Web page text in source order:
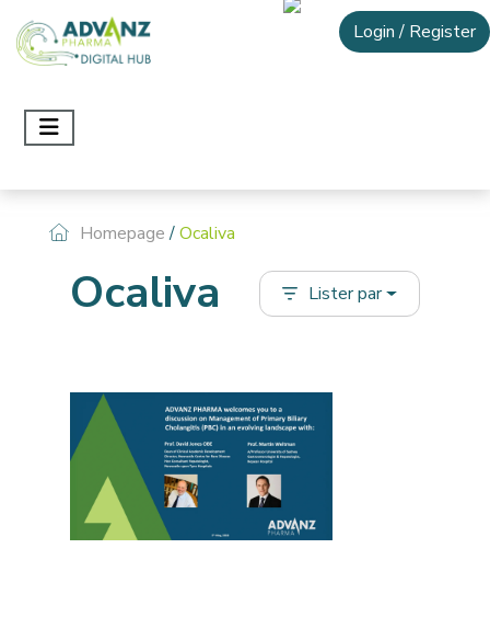
Login / Register
Homepage/Ocaliva
Ocaliva Lister par